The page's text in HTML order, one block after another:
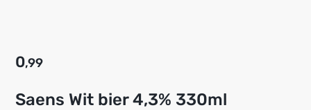
Saens Wit bier 4,3% 330ml
0,99